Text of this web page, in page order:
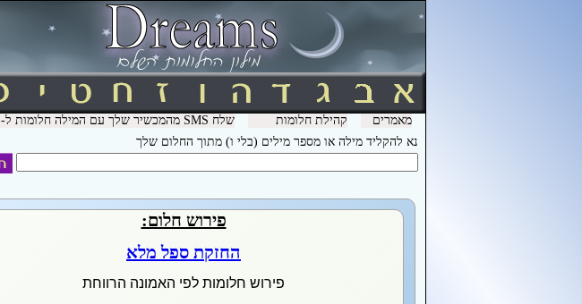
מאמרים קהילת חלומות
שלח SMS מהמכשיר שלך עם המילה חלומות ל- 3600 וקבל לינק לפירוש חלומות בסלולר
נא להקליד מילה או מספר מילים (בלי ו) מתוך החלום שלך
פירוש חלום:
החזקת ספל מלא
פירוש חלומות לפי האמונה הרווחת